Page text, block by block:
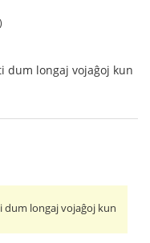
)
dum longaj vojaĝoj kun
dum longaj vojaĝoj kun